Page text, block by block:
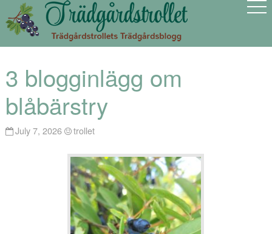
3 blogginlägg om
blåbärstry
July 7, 2026 trollet